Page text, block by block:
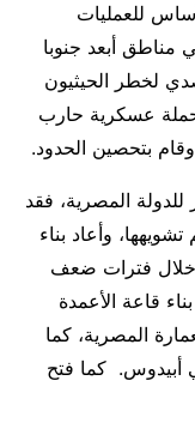
للعمليات
مناطق أبعد جنوبا
لخطر الحيثيون
حملة عسكرية حارب
وقام بتحصين الحدود.
المصرية، فقد
وأعاد بناء
خلال فترات ضعف
قاعة الأعمدة
المصرية، كما
أبيدوس. كما فتح